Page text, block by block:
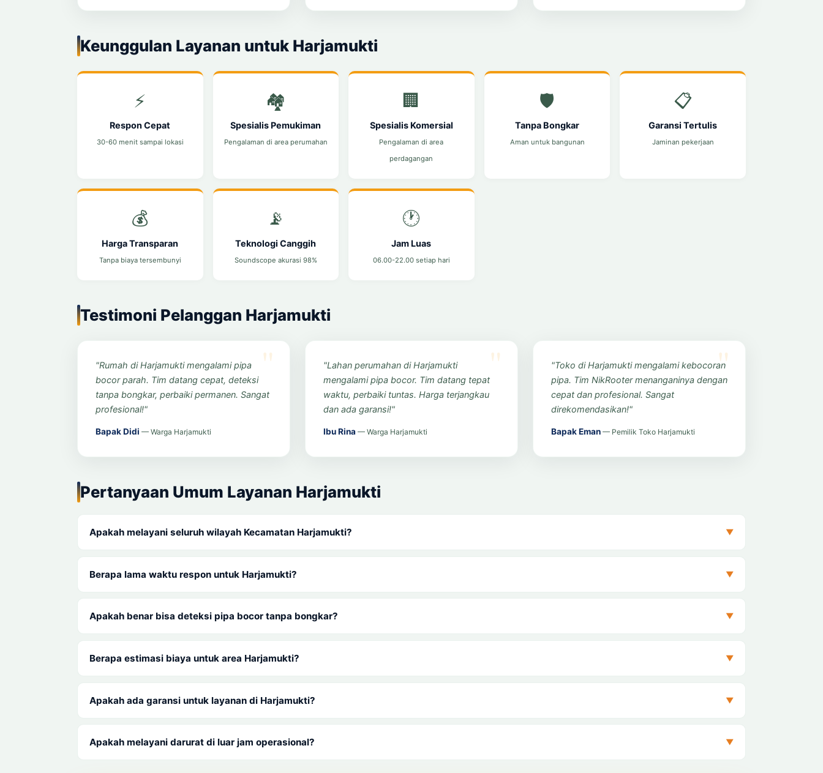
Keunggulan Layanan untuk Harjamukti
⚡
Respon Cepat
30-60 menit sampai lokasi
🏘️
Spesialis Pemukiman
Pengalaman di area perumahan
🏢
Spesialis Komersial
Pengalaman di area
perdagangan
🛡️
Tanpa Bongkar
Aman untuk bangunan
📋
Garansi Tertulis
Jaminan pekerjaan
💰
Harga Transparan
Tanpa biaya tersembunyi
📡
Teknologi Canggih
Soundscope akurasi 98%
🕐
Jam Luas
06.00-22.00 setiap hari
Testimoni Pelanggan Harjamukti
"Rumah di Harjamukti mengalami pipa
bocor parah. Tim datang cepat, deteksi
tanpa bongkar, perbaiki permanen. Sangat
profesional!"
Bapak Didi — Warga Harjamukti
"Lahan perumahan di Harjamukti
mengalami pipa bocor. Tim datang tepat
waktu, perbaiki tuntas. Harga terjangkau
dan ada garansi!"
Ibu Rina — Warga Harjamukti
"Toko di Harjamukti mengalami kebocoran
pipa. Tim NikRooter menanganinya dengan
cepat dan profesional. Sangat
direkomendasikan!"
Bapak Eman — Pemilik Toko Harjamukti
Pertanyaan Umum Layanan Harjamukti
Apakah melayani seluruh wilayah Kecamatan Harjamukti? ▼
Berapa lama waktu respon untuk Harjamukti? ▼
Apakah benar bisa deteksi pipa bocor tanpa bongkar? ▼
Berapa estimasi biaya untuk area Harjamukti? ▼
Apakah ada garansi untuk layanan di Harjamukti? ▼
Apakah melayani darurat di luar jam operasional? ▼